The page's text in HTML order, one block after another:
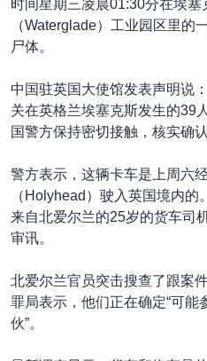
时间星期三凌晨01:30分在埃塞
（Waterglade）工业园区里的
尸体。
中国驻英国大使馆发表声明说
关在英格兰埃塞克斯发生的39
国警方保持密切接触，核实确认
警方表示，这辆卡车是上周六
（Holyhead）驶入英国境内
来自北爱尔兰的25岁的货车司
审讯。
北爱尔兰官员突击搜查了跟案
罪局表示，他们正在确定“可能
伙”。